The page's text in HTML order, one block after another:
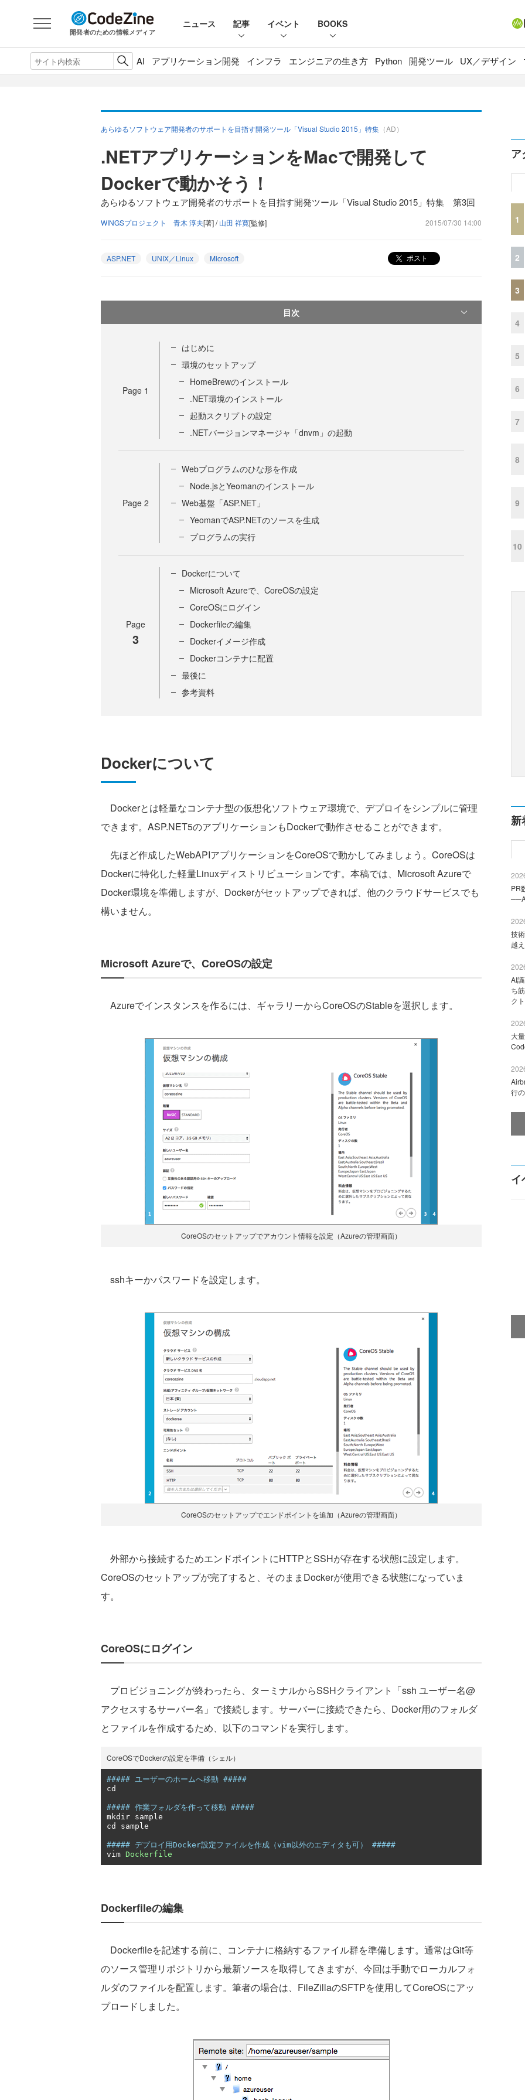
開発者のための情報メディア
ニュース 記事 イベント BOOKS
AI アプリケーション開発 インフラ エンジニアの生き方 Python 開発ツール UX／デザイン
あらゆるソフトウェア開発者のサポートを目指す開発ツール「Visual Studio 2015」特集 （AD）
.NETアプリケーションをMacで開発して
Dockerで動かそう！
あらゆるソフトウェア開発者のサポートを目指す開発ツール「Visual Studio 2015」特集 第3回
WINGSプロジェクト 青木 淳夫[著] /山田 祥寛[監修] 2015/07/30 14:00
ASP.NET UNIX／Linux Microsoft ポスト
目次
Page 1
はじめに
環境のセットアップ
HomeBrewのインストール
.NET環境のインストール
起動スクリプトの設定
.NETバージョンマネージャ「dnvm」の起動
Page 2
Webプログラムのひな形を作成
Node.jsとYeomanのインストール
Web基盤「ASP.NET」
YeomanでASP.NETのソースを生成
プログラムの実行
Page
3
Dockerについて
Microsoft Azureで、CoreOSの設定
CoreOSにログイン
Dockerfileの編集
Dockerイメージ作成
Dockerコンテナに配置
最後に
参考資料
Dockerについて
Dockerとは軽量なコンテナ型の仮想化ソフトウェア環境で、デプロイをシンプルに管理
できます。ASP.NET5のアプリケーションもDockerで動作させることができます。
先ほど作成したWebAPIアプリケーションをCoreOSで動かしてみましょう。CoreOSは
Dockerに特化した軽量Linuxディストリビューションです。本稿では、Microsoft Azureで
Docker環境を準備しますが、Dockerがセットアップできれば、他のクラウドサービスでも
構いません。
Microsoft Azureで、CoreOSの設定
Azureでインスタンスを作るには、ギャラリーからCoreOSのStableを選択します。
CoreOSのセットアップでアカウント情報を設定（Azureの管理画面）
sshキーかパスワードを設定します。
CoreOSのセットアップでエンドポイントを追加（Azureの管理画面）
外部から接続するためエンドポイントにHTTPとSSHが存在する状態に設定します。
CoreOSのセットアップが完了すると、そのままDockerが使用できる状態になっていま
す。
CoreOSにログイン
プロビジョニングが終わったら、ターミナルからSSHクライアント「ssh ユーザー名@
アクセスするサーバー名」で接続します。サーバーに接続できたら、Docker用のフォルダ
とファイルを作成するため、以下のコマンドを実行します。
CoreOSでDockerの設定を準備（シェル）
##### ユーザーのホームへ移動 #####
cd
##### 作業フォルダを作って移動 #####
mkdir sample
cd sample
##### デプロイ用Docker設定ファイルを作成（vim以外のエディタも可） #####
vim Dockerfile
Dockerfileの編集
Dockerfileを記述する前に、コンテナに格納するファイル群を準備します。通常はGit等
のソース管理リポジトリから最新ソースを取得してきますが、今回は手動でローカルフォ
ルダのファイルを配置します。筆者の場合は、FileZillaのSFTPを使用してCoreOSにアッ
プロードしました。
ア
1
2
3
4
5
6
7
8
9
10
新
PR
技
越
AI
ち
ク
大
行
イ